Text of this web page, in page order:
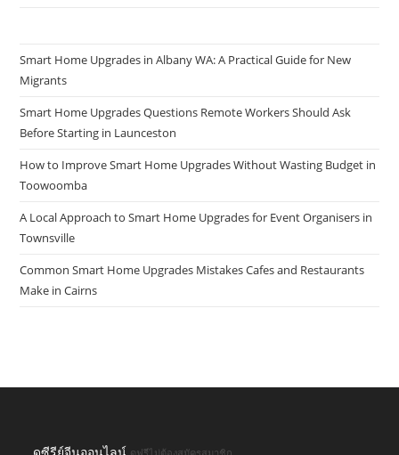
Smart Home Upgrades in Albany WA: A Practical Guide for New
Migrants
Smart Home Upgrades Questions Remote Workers Should Ask
Before Starting in Launceston
How to Improve Smart Home Upgrades Without Wasting Budget in
Toowoomba
A Local Approach to Smart Home Upgrades for Event Organisers in
Townsville
Common Smart Home Upgrades Mistakes Cafes and Restaurants
Make in Cairns